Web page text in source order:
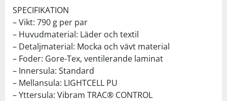
SPECIFIKATION
– Vikt: 790 g per par
– Huvudmaterial: Läder och textil
– Detaljmaterial: Mocka och vävt material
– Foder: Gore-Tex, ventilerande laminat
– Innersula: Standard
– Mellansula: LIGHTCELL PU
– Yttersula: Vibram TRAC® CONTROL